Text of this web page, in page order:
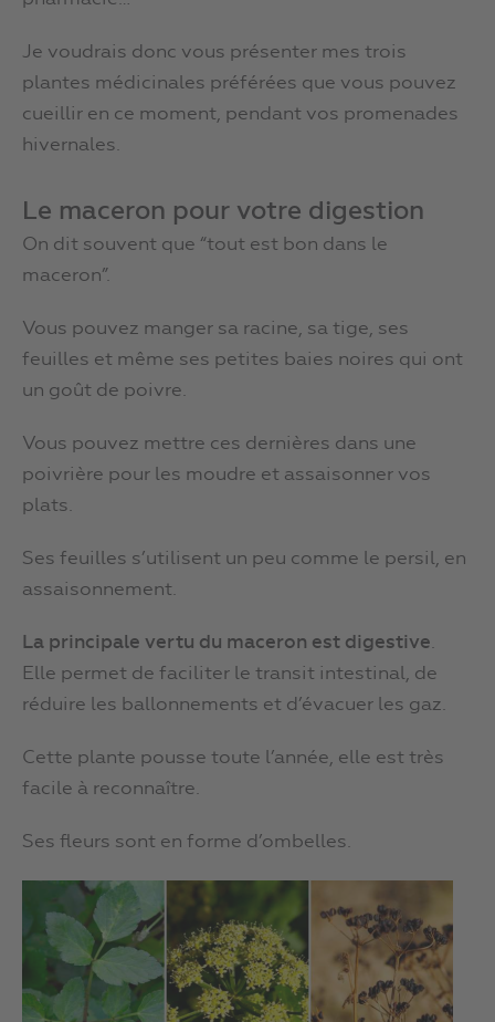
Je voudrais donc vous présenter mes trois
plantes médicinales préférées que vous pouvez
cueillir en ce moment, pendant vos promenades
hivernales.
Le maceron pour votre digestion
On dit souvent que “tout est bon dans le
maceron”.
Vous pouvez manger sa racine, sa tige, ses
feuilles et même ses petites baies noires qui ont
un goût de poivre.
Vous pouvez mettre ces dernières dans une
poivrière pour les moudre et assaisonner vos
plats.
Ses feuilles s’utilisent un peu comme le persil, en
assaisonnement.
La principale vertu du maceron est digestive.
Elle permet de faciliter le transit intestinal, de
réduire les ballonnements et d’évacuer les gaz.
Cette plante pousse toute l’année, elle est très
facile à reconnaître.
Ses fleurs sont en forme d’ombelles.